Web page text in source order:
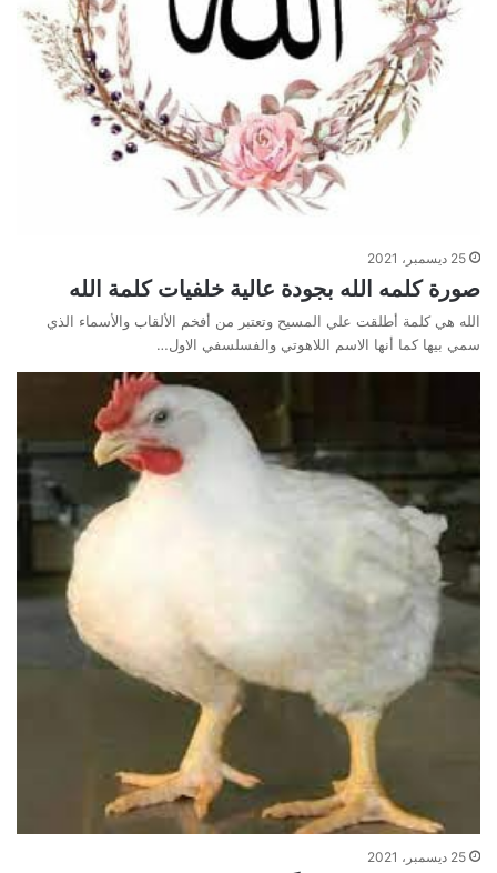
25 ديسمبر، 2021
صورة كلمه الله بجودة عالية خلفيات كلمة الله
الله هي كلمة أطلقت علي المسيح وتعتبر من أفخم الألقاب والأسماء الذي
سمي بيها كما أنها الاسم اللاهوتي والفسلسفي الاول…
25 ديسمبر، 2021